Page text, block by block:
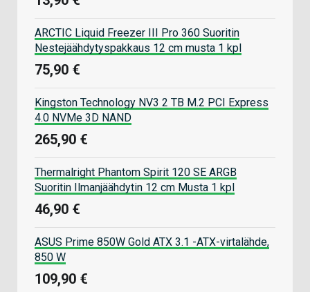
ARCTIC Liquid Freezer III Pro 360 Suoritin
Nestejäähdytyspakkaus 12 cm musta 1 kpl
75,90 €
Kingston Technology NV3 2 TB M.2 PCI Express
4.0 NVMe 3D NAND
265,90 €
Thermalright Phantom Spirit 120 SE ARGB
Suoritin Ilmanjäähdytin 12 cm Musta 1 kpl
46,90 €
ASUS Prime 850W Gold ATX 3.1 -ATX-virtalähde,
850 W
109,90 €